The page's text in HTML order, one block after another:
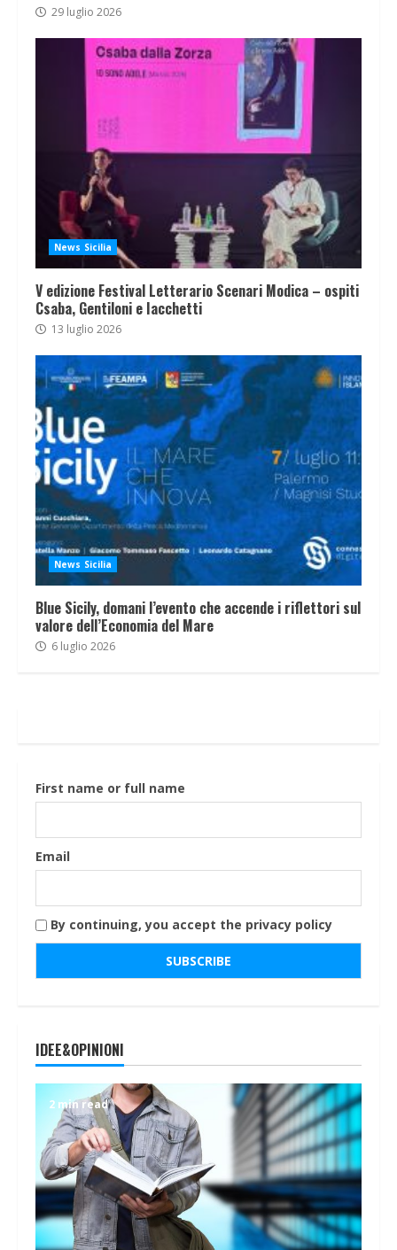
29 luglio 2026
News Sicilia
V edizione Festival Letterario Scenari Modica – ospiti
Csaba, Gentiloni e Iacchetti
13 luglio 2026
News Sicilia
Blue Sicily, domani l’evento che accende i riflettori sul
valore dell’Economia del Mare
6 luglio 2026
First name or full name
Email
By continuing, you accept the privacy policy
IDEE&OPINIONI
2 min read